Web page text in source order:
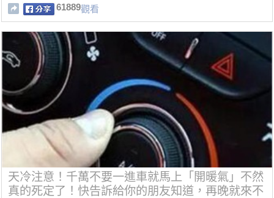
61889觀看
天冷注意！千萬不要一進車就馬上「開暖氣」不然
真的死定了！快告訴給你的朋友知道，再晚就來不